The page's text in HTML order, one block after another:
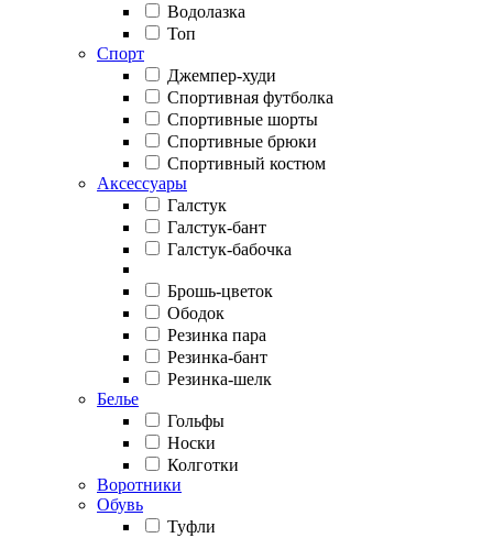
Водолазка
Топ
Спорт
Джемпер-худи
Спортивная футболка
Спортивные шорты
Спортивные брюки
Спортивный костюм
Аксессуары
Галстук
Галстук-бант
Галстук-бабочка
Брошь-цветок
Ободок
Резинка пара
Резинка-бант
Резинка-шелк
Белье
Гольфы
Носки
Колготки
Воротники
Обувь
Туфли